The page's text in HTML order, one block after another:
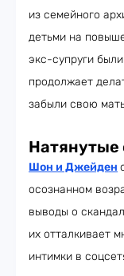
из семейного
детьми на
экс-супруги
продолжает
забыли свою
Натянутые
Шон и Джейден
осознанном
выводы о
их отталкивает
интимки в